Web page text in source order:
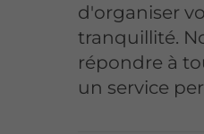
d'organiser
tranquillité.
répondre à
un service